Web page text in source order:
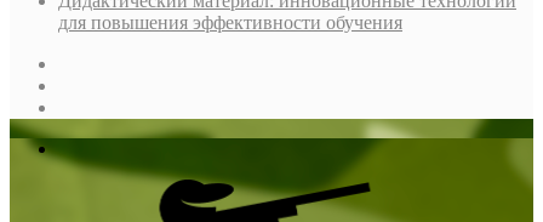
для повышения эффективности обучения